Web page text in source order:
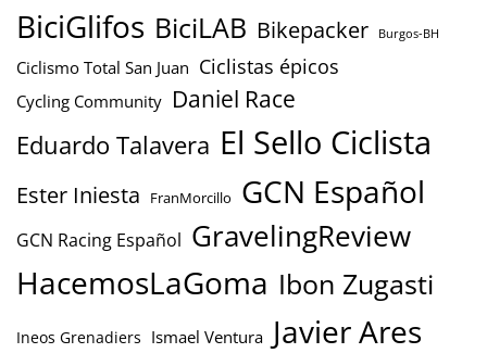
BiciGlifos BiciLAB Bikepacker Burgos-BH
Ciclismo Total San Juan Ciclistas épicos
Cycling Community Daniel Race
Eduardo Talavera El Sello Ciclista
Ester Iniesta FranMorcillo GCN Español
GCN Racing Español GravelingReview
HacemosLaGoma Ibon Zugasti
Ineos Grenadiers Ismael Ventura Javier Ares